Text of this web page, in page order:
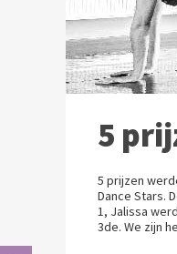
5
5 prijzen
Dance Stars.
1, Jalissa
3de. We zijn